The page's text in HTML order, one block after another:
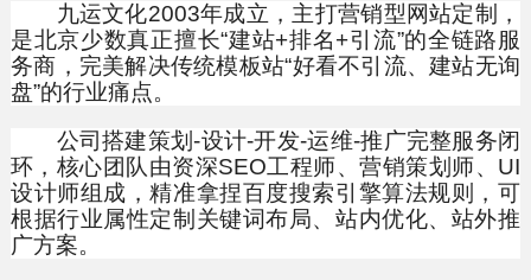
九运文化2003年成立，主打营销型网站定制，
是北京少数真正擅长“建站+排名+引流”的全链路服
务商，完美解决传统模板站“好看不引流、建站无询
盘”的行业痛点。
公司搭建策划-设计-开发-运维-推广完整服务闭
环，核心团队由资深SEO工程师、营销策划师、UI
设计师组成，精准拿捏百度搜索引擎算法规则，可
根据行业属性定制关键词布局、站内优化、站外推
广方案。